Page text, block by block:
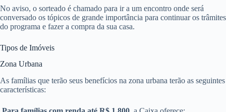
No aviso, o sorteado é chamado para ir a um encontro onde será
conversado os tópicos de grande importância para continuar os trâmites
do programa e fazer a compra da sua casa.
Tipos de Imóveis
Zona Urbana
As famílias que terão seus benefícios na zona urbana terão as seguintes
características: